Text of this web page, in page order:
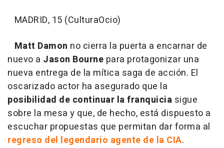
MADRID, 15 (CulturaOcio)
Matt Damon no cierra la puerta a encarnar de
nuevo a Jason Bourne para protagonizar una
nueva entrega de la mítica saga de acción. El
oscarizado actor ha asegurado que la
posibilidad de continuar la franquicia sigue
sobre la mesa y que, de hecho, está dispuesto a
escuchar propuestas que permitan dar forma al
regreso del legendario agente de la CIA.